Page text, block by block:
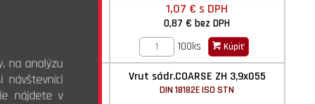
1,07 €s DPH
0,87 €bez DPH
100ks
Kúpiť
ZH 3,9x045
ISO STN
Vrut sádr.COARSE ZH 3,9x055
DIN 18182E ISO STN
na analýzu
návštevníci
nájdete v